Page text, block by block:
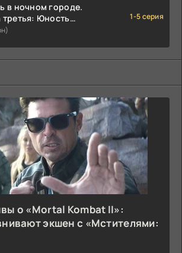
в ночном городе.
третья: Юность
1-5 серия
о «Mortal Kombat II»:
экшен с «Мстителями: